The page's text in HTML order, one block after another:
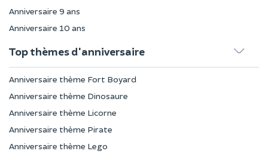
Anniversaire 9 ans
Anniversaire 10 ans
Top thèmes d'anniversaire
Anniversaire thème Fort Boyard
Anniversaire thème Dinosaure
Anniversaire thème Licorne
Anniversaire thème Pirate
Anniversaire thème Lego